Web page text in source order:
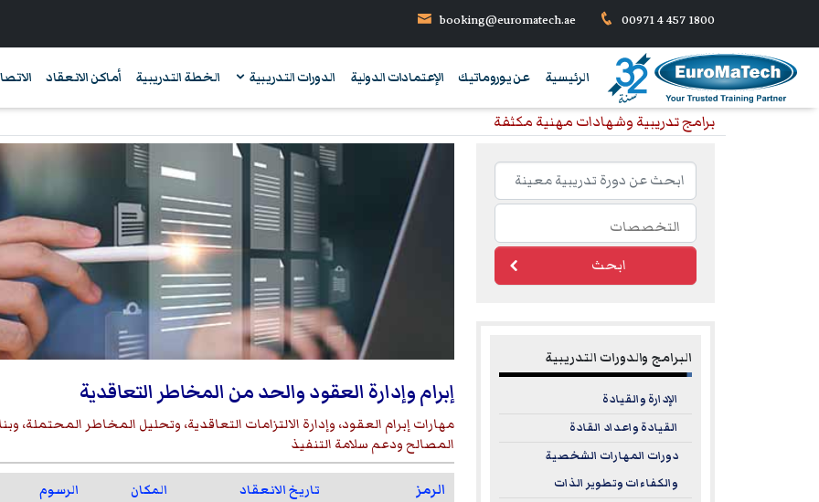
00971 4 457 1800
booking@euromatech.ae
الرئيسية عن يوروماتيك الإعتمادات الدولية الدورات التدريبية الخطة التدريبية أماكن الانعقاد
برامج تدريبية وشهادات مهنية مكثفة
إبرام وإدارة العقود والحد من المخاطر التعاقدية
مهارات إبرام العقود، وإدارة الالتزامات التعاقدية، وتحليل المخاطر
المصالح ودعم سلامة التنفيذ
الرمز تاريخ الانعقاد المكان الرسوم
ابحث
البرامج والدورات التدريبية
الإدارة والقيادة
القيادة واعداد القادة
دورات المهارات الشخصية
والكفاءات وتطوير الذات